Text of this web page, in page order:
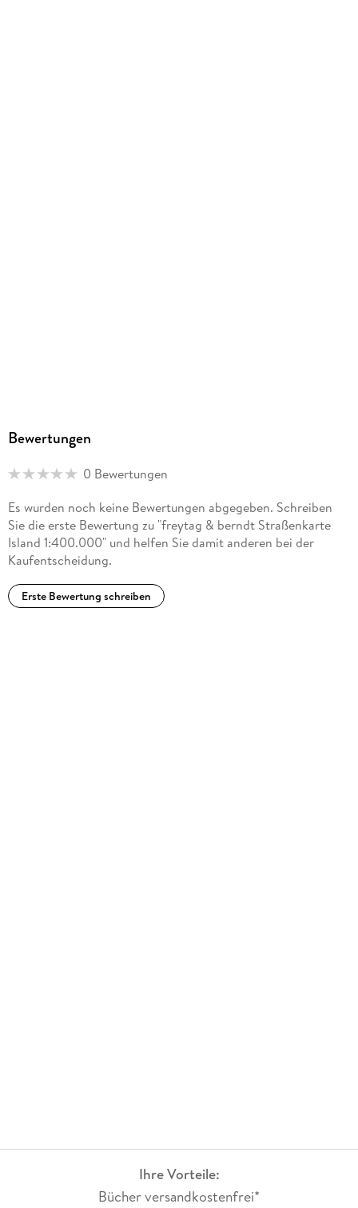
Bewertungen
0 Bewertungen
Es wurden noch keine Bewertungen abgegeben. Schreiben
Sie die erste Bewertung zu "freytag & berndt Straßenkarte
Island 1:400.000" und helfen Sie damit anderen bei der
Kaufentscheidung.
Erste Bewertung schreiben
Ihre Vorteile:
Bücher versandkostenfrei*